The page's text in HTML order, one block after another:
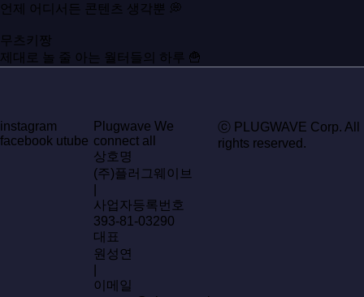
언제 어디서든 콘텐츠 생각뿐 💭
무츠키짱
제대로 놀 줄 아는 월터들의 하루 🍟
instagram
facebook utube
Plugwave We
connect all
상호명
(주)플러그웨이브
사업자등록번호
393-81-03290
대표
원성연
이메일
ⓒ PLUGWAVE Corp. All
rights reserved.